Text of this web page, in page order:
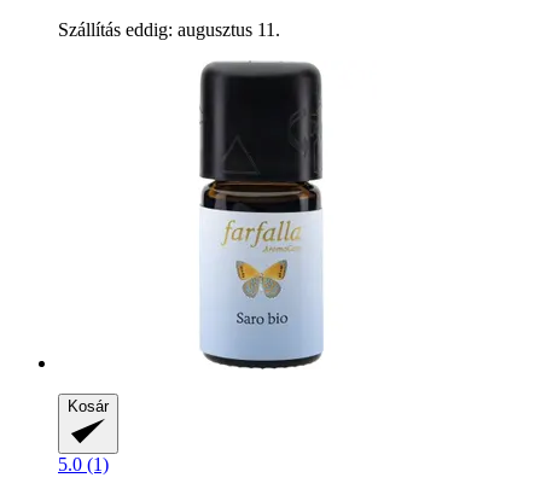
Szállítás eddig: augusztus 11.
Kosár
5.0 (1)